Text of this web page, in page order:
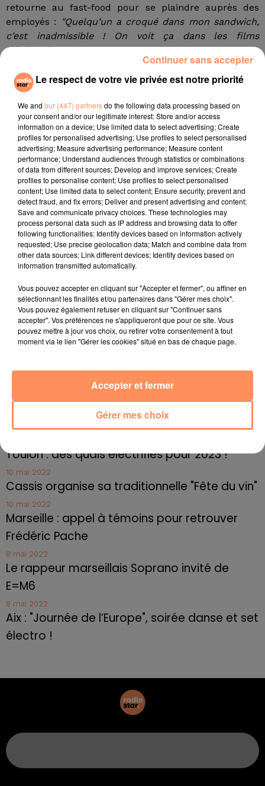
retourne au fast-food pour se plaindre auprès des
employés :
"Quelqu’un a croqué dans mon sandwich,
c’est inadmissible ! On voit ça dans les films
d’habitude !".La jeune femme a donc reçu, tout
logiquement, un second Big Mac. Le hic ? Sa nouvelle
commande avait également été entamée !"C’est
inacceptable ! J’ai évidemment jeté celui qui avait été
croqué, j’étais abasourdie. On se trouve dans un
restaurant rempli d’enfants. S’ils sont capables de
croquer dedans, que peuvent-ils faire d’autre ?",
s’interroge-t-elle.
McDonald’s France a réagi à propos de cette
polémique auprès de nos confrères :"L’enseigne a
diligenté une enquête interne immédiatement pour
faire la lumière sur cette situation. Nous n’avons pu
mettre en évidence une quelconque non-conformité.
En dehors de ce témoignage, aucun autre témoignage
n’a été apporté à la connaissance du restaurant."
4 juillet 2022
Radio Star Live avec Dadju
27 juin 2022
relation extras et...
Le cocholed pour jouer à la pétanque
jusqu'au bout de la nuit !
Toulon : des quais électrifiés pour 2023 !
10 mai 2022
Cassis organise sa traditionnelle "Fête du vin"
10 mai 2022
Marseille : appel à témoins pour retrouver
Frédéric Pache
8 mai 2022
Le rappeur marseillais Soprano invité de
E=M6
8 mai 2022
Aix : "Journée de l’Europe", soirée danse et set
électro !
Le respect de votre vie privée est notre priorité
We and our (447) partnersdo the following data processing based on
your consent and/or our legitimate interest: Store and/or access
information on a device; Use limited data to select advertising; Create
profiles for personalised advertising; Use profiles to select personalised
advertising; Measure advertising performance; Measure content
performance; Understand audiences through statistics or combinations
of data from different sources; Develop and improve services; Create
profiles to personalise content; Use profiles to select personalised
content; Use limited data to select content; Ensure security, prevent and
detect fraud, and fix errors; Deliver and present advertising and content;
Save and communicate privacy choices. These technologies may
process personal data such as IP address and browsing data to offer
following functionalities: Identify devices based on information actively
requested; Use precise geolocation data; Match and combine data from
other data sources; Link different devices; Identify devices based on
information transmitted automatically.
Vous pouvez accepter en cliquant sur "Accepter et fermer", ou affiner en
sélectionnant les finalités et/ou partenaires dans "Gérer mes choix".
Vous pouvez également refuser en cliquant sur "Continuer sans
accepter". Vos préférences ne s'appliqueront que pour ce site. Vous
pouvez mettre à jour vos choix, ou retirer votre consentement à tout
moment via le lien "Gérer les cookies" situé en bas de chaque page.
Gérer mes choix
Accepter et fermer
Continuer sans accepter